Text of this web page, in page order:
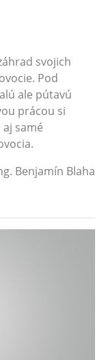
svojich
Pod
ale pútavú
prácou si
samé
Benjamín Blaha